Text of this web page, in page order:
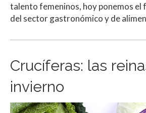
talento femeninos, hoy ponemos el
del sector gastronómico y de
Crucíferas: las
invierno